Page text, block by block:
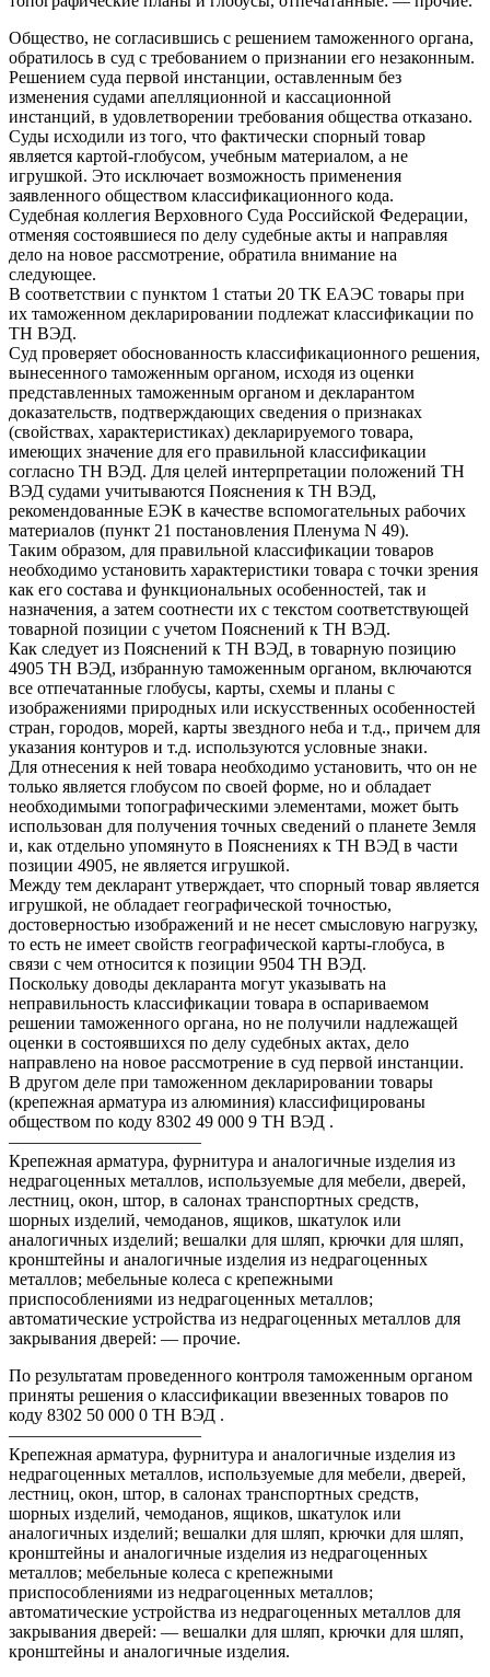
Общество, не согласившись с решением таможенного органа,
обратилось в суд с требованием о признании его незаконным.
Решением суда первой инстанции, оставленным без
изменения судами апелляционной и кассационной
инстанций, в удовлетворении требования общества отказано.
Суды исходили из того, что фактически спорный товар
является картой-глобусом, учебным материалом, а не
игрушкой. Это исключает возможность применения
заявленного обществом классификационного кода.
Судебная коллегия Верховного Суда Российской Федерации,
отменяя состоявшиеся по делу судебные акты и направляя
дело на новое рассмотрение, обратила внимание на
следующее.
В соответствии с пунктом 1 статьи 20 ТК ЕАЭС товары при
их таможенном декларировании подлежат классификации по
ТН ВЭД.
Суд проверяет обоснованность классификационного решения,
вынесенного таможенным органом, исходя из оценки
представленных таможенным органом и декларантом
доказательств, подтверждающих сведения о признаках
(свойствах, характеристиках) декларируемого товара,
имеющих значение для его правильной классификации
согласно ТН ВЭД. Для целей интерпретации положений ТН
ВЭД судами учитываются Пояснения к ТН ВЭД,
рекомендованные ЕЭК в качестве вспомогательных рабочих
материалов (пункт 21 постановления Пленума N 49).
Таким образом, для правильной классификации товаров
необходимо установить характеристики товара с точки зрения
как его состава и функциональных особенностей, так и
назначения, а затем соотнести их с текстом соответствующей
товарной позиции с учетом Пояснений к ТН ВЭД.
Как следует из Пояснений к ТН ВЭД, в товарную позицию
4905 ТН ВЭД, избранную таможенным органом, включаются
все отпечатанные глобусы, карты, схемы и планы с
изображениями природных или искусственных особенностей
стран, городов, морей, карты звездного неба и т.д., причем для
указания контуров и т.д. используются условные знаки.
Для отнесения к ней товара необходимо установить, что он не
только является глобусом по своей форме, но и обладает
необходимыми топографическими элементами, может быть
использован для получения точных сведений о планете Земля
и, как отдельно упомянуто в Пояснениях к ТН ВЭД в части
позиции 4905, не является игрушкой.
Между тем декларант утверждает, что спорный товар является
игрушкой, не обладает географической точностью,
достоверностью изображений и не несет смысловую нагрузку,
то есть не имеет свойств географической карты-глобуса, в
связи с чем относится к позиции 9504 ТН ВЭД.
Поскольку доводы декларанта могут указывать на
неправильность классификации товара в оспариваемом
решении таможенного органа, но не получили надлежащей
оценки в состоявшихся по делу судебных актах, дело
направлено на новое рассмотрение в суд первой инстанции.
В другом деле при таможенном декларировании товары
(крепежная арматура из алюминия) классифицированы
обществом по коду 8302 49 000 9 ТН ВЭД .
———————————
Крепежная арматура, фурнитура и аналогичные изделия из
недрагоценных металлов, используемые для мебели, дверей,
лестниц, окон, штор, в салонах транспортных средств,
шорных изделий, чемоданов, ящиков, шкатулок или
аналогичных изделий; вешалки для шляп, крючки для шляп,
кронштейны и аналогичные изделия из недрагоценных
металлов; мебельные колеса с крепежными
приспособлениями из недрагоценных металлов;
автоматические устройства из недрагоценных металлов для
закрывания дверей: — прочие.
По результатам проведенного контроля таможенным органом
приняты решения о классификации ввезенных товаров по
коду 8302 50 000 0 ТН ВЭД .
———————————
Крепежная арматура, фурнитура и аналогичные изделия из
недрагоценных металлов, используемые для мебели, дверей,
лестниц, окон, штор, в салонах транспортных средств,
шорных изделий, чемоданов, ящиков, шкатулок или
аналогичных изделий; вешалки для шляп, крючки для шляп,
кронштейны и аналогичные изделия из недрагоценных
металлов; мебельные колеса с крепежными
приспособлениями из недрагоценных металлов;
автоматические устройства из недрагоценных металлов для
закрывания дверей: — вешалки для шляп, крючки для шляп,
кронштейны и аналогичные изделия.